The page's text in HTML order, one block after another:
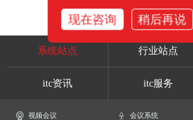
系统站点 行业站点
itc资讯 itc服务
视频会议 会议系统
现在咨询 稍后再说